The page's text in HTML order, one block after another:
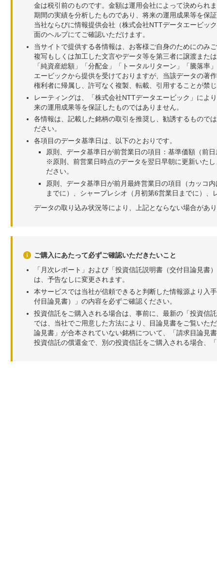
金は税引前のものです。金額は運用会社によって決められ
期間の実績を分析したものであり、将来の運用成果等を保
当社ならびに情報提供会社（株式会社NTTデータエービッ
面のヘルプにてご確認いただけます。
当サイトで提供する各情報は、お客様ご自身のためにのみ
複写もしくは加工した文言やデータ等を第三者に譲渡また
「純資産総額」「分配金」「トータルリターン」「騰落
エービックから提供を受けておりますが、当該データの著
権利者に帰属し、許可なく複製、転載、引用することが禁
レーティングは、「株式会社NTTデータエービック」によ
来の運用成果等を保証したものではありません。
各情報は、記載した銘柄の取引を推奨し、勧誘するもので
ださい。
各項目のデータ基準日は、以下のとおりです。
原則、データ基準日が前営業日の項目：基準価額（前
※原則、前営業日時点のデータを翌日早朝に更新いた
ださい。
原則、データ基準日が前月最終営業日の項目（カッコ
までに）、シャープレシオ（月初第6営業日までに）
データの取り込み状況等により、上記とならない場合があ
ご購入にあたって必ずご確認いただきたいこと
「月次レポート」および「投資信託説明書（交付目論見
は、予告なしに変更されます。
本サービスでは当社が信頼できると判断した情報源より入
付目論見書）」の内容を必ずご確認ください。
投資信託をご購入される場合は、事前に、最新の「投資信
では、当社でご用意した方法により、目論見書をご覧いた
論見書」が合本されていない銘柄について、「請求目論見
投資信託の償還金で、別の投資信託をご購入される場合、